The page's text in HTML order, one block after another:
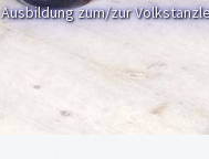
Ausbildung zum/zur